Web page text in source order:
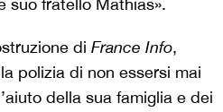
suo fratello Mathias».
di France Info,
polizia di non essersi mai
della sua famiglia e dei